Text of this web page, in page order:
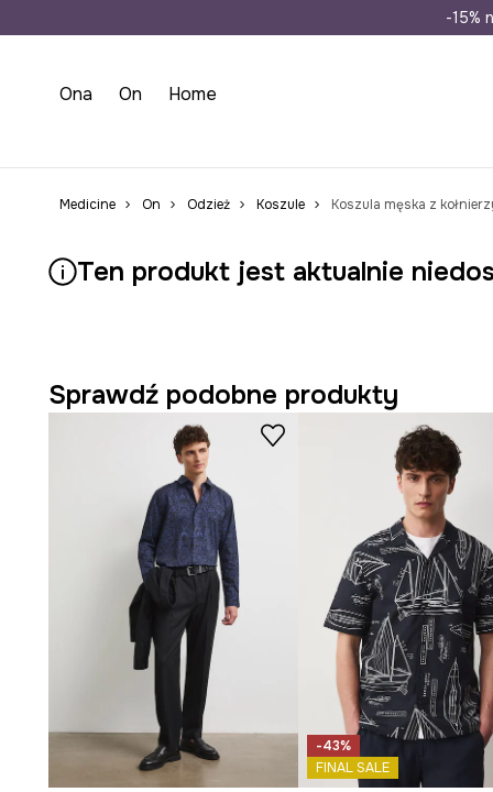
Wysyłka
-15%
Ona On Home
Medicine On Odzież Koszule
Ten produkt jest aktualnie
Sprawdź podobne produkty
-43%
FINAL SALE